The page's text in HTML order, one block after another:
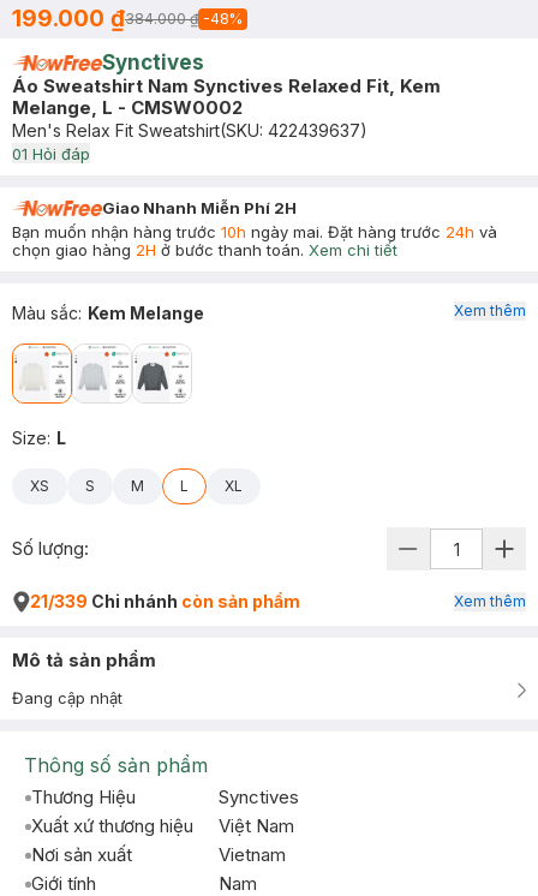
199.000 ₫384.000 ₫ -48%
Synctives
Áo Sweatshirt Nam Synctives Relaxed Fit, Kem
Melange, L - CMSW0002
Men's Relax Fit Sweatshirt(SKU: 422439637)
01 Hỏi đáp
Giao Nhanh Miễn Phí 2H
Bạn muốn nhận hàng trước 10h ngày mai. Đặt hàng trước 24h và
chọn giao hàng 2H ở bước thanh toán. Xem chi tiết
Màu sắc: Kem Melange
Size: L
XS S M L XL
Xem thêm
Số lượng:
21/339 Chi nhánh còn sản phẩm Xem thêm
Mô tả sản phẩm
Đang cập nhật
Thông số sản phẩm
Thương Hiệu
Synctives
Xuất xứ thương hiệu
Việt Nam
Nơi sản xuất
Vietnam
Giới tính
Nam